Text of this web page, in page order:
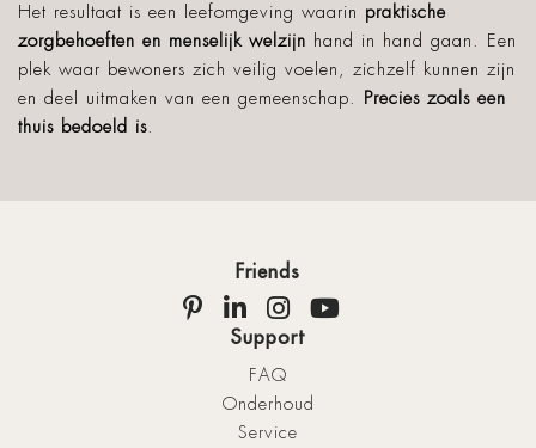
Het resultaat is een leefomgeving waarin praktische
zorgbehoeften en menselijk welzijn hand in hand gaan. Een
plek waar bewoners zich veilig voelen, zichzelf kunnen zijn
en deel uitmaken van een gemeenschap. Precies zoals een
thuis bedoeld is.
Friends
Support
FAQ
Onderhoud
Service